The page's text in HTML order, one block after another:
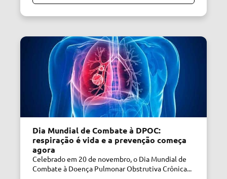
Dia Mundial de Combate à DPOC:
respiração é vida e a prevenção começa
agora
Celebrado em 20 de novembro, o Dia Mundial de
Combate à Doença Pulmonar Obstrutiva Crônica...